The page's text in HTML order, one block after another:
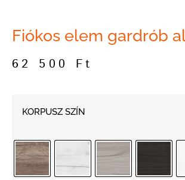
Fiókos elem gardrób
62 500 Ft
KORPUSZ SZÍN